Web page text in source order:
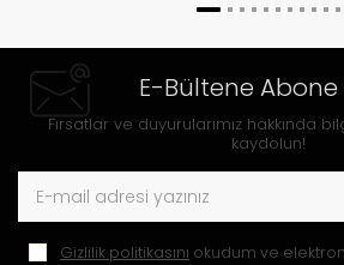
E-Bültene Abone
Fırsatlar ve duyurularımız hakkında
kaydolun!
Gizlilik politikasını okudum ve